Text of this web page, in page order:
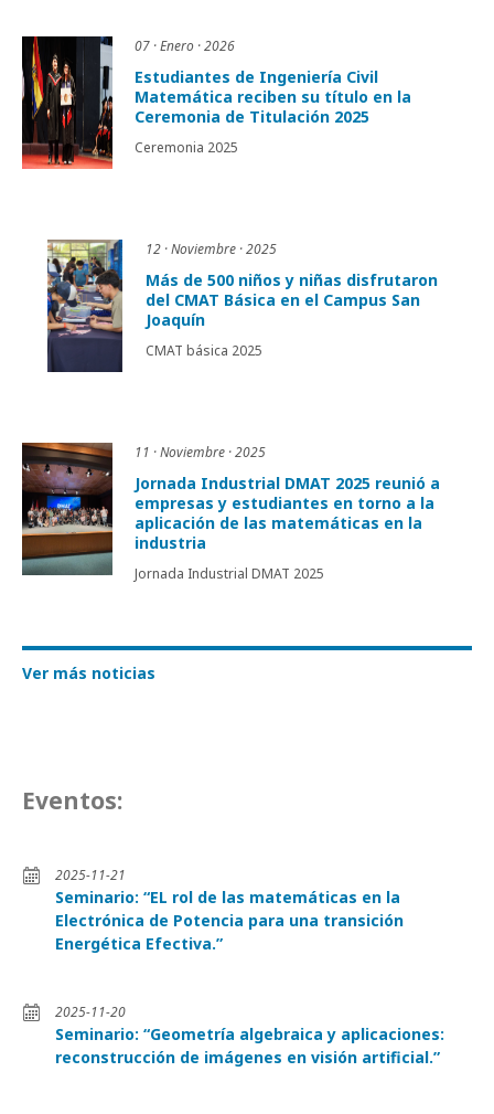
07 · Enero · 2026
Estudiantes de Ingeniería Civil
Matemática reciben su título en la
Ceremonia de Titulación 2025
Ceremonia 2025
12 · Noviembre · 2025
Más de 500 niños y niñas disfrutaron
del CMAT Básica en el Campus San
Joaquín
CMAT básica 2025
11 · Noviembre · 2025
Jornada Industrial DMAT 2025 reunió a
empresas y estudiantes en torno a la
aplicación de las matemáticas en la
industria
Jornada Industrial DMAT 2025
Ver más noticias
Eventos:
2025-11-21
Seminario: “EL rol de las matemáticas en la
Electrónica de Potencia para una transición
Energética Efectiva.”
2025-11-20
Seminario: “Geometría algebraica y aplicaciones:
reconstrucción de imágenes en visión artificial.”